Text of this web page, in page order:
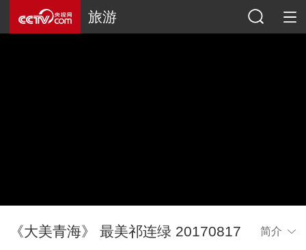
旅游
《大美青海》 最美祁连绿 20170817 简介